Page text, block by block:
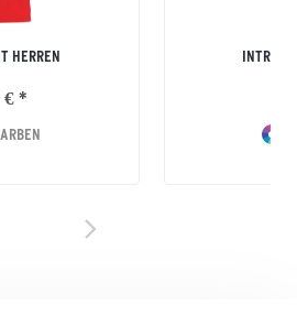
HERREN
€ *
INTRO